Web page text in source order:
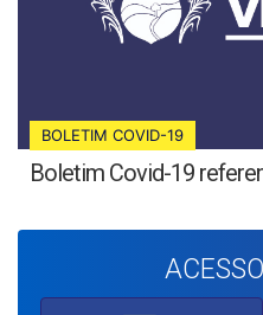
BOLETIM COVID-19
Boletim Covid-19
ACESSO